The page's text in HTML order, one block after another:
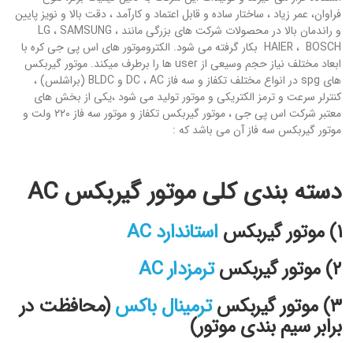
فراوان، عمر زیاد ، ساختار ساده و قابل اعتماد و کارآمد ، دقت بالا و نویز پایین
و راندمان بالا در محصولات شرکت های بزرگی مانند LG ، SAMSUNG ،
HAIER ، BOSCH بکار گرفته می شود. الکتروموتور های اس پی جی کره با
ابعاد مختلف نیاز حجم وسیعی از user ها را برطرف میکند. موتور گیربکس
های spg در انواع مختلف تکفاز و سه فاز DC ، AC و BLDC (براشلس) ،
کنترلر سرعت و ترمز الکتریکی و موتور تولید می شود ،یکی از بخش های
معتبر شرکت اس پی جی ، موتور گیربکس تکفاز و موتور سه فاز ۲۲۰ ولت و
موتور گیربکس سه فاز آن می باشد که :
دسته بندی کلی موتور گیربکس AC
۱) موتور گیربکس
استاندارد AC
۲) موتور گیربکس
ترمزدار AC
۳) موتور گیربکس
ترمینال باکس(محافظت در
برابر سیم بندی موتور)